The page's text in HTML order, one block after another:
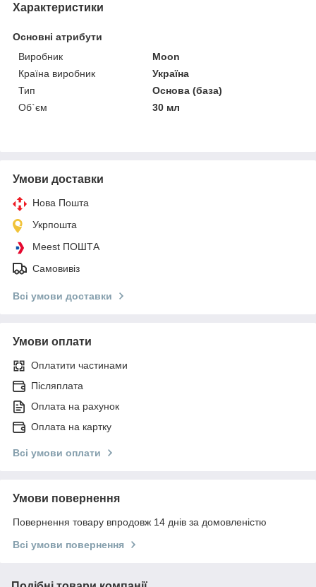
Характеристики
Основні атрибути
Виробник
Moon
Країна виробник
Україна
Тип
Основа (база)
Об`єм
30 мл
Умови доставки
Нова Пошта
Укрпошта
Meest ПОШТА
Самовивіз
Всі умови доставки
Умови оплати
Оплатити частинами
Післяплата
Оплата на рахунок
Оплата на картку
Всі умови оплати
Умови повернення
Повернення товару впродовж 14 днів за домовленістю
Всі умови повернення